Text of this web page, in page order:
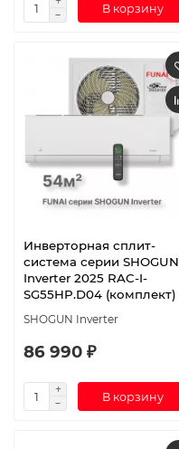
В корзину
Инверторная сплит-
система серии SHOGUN
Inverter 2025 RAC-I-
SG55HP.D04 (комплект)
SHOGUN Inverter
86 990 ₽
В корзину